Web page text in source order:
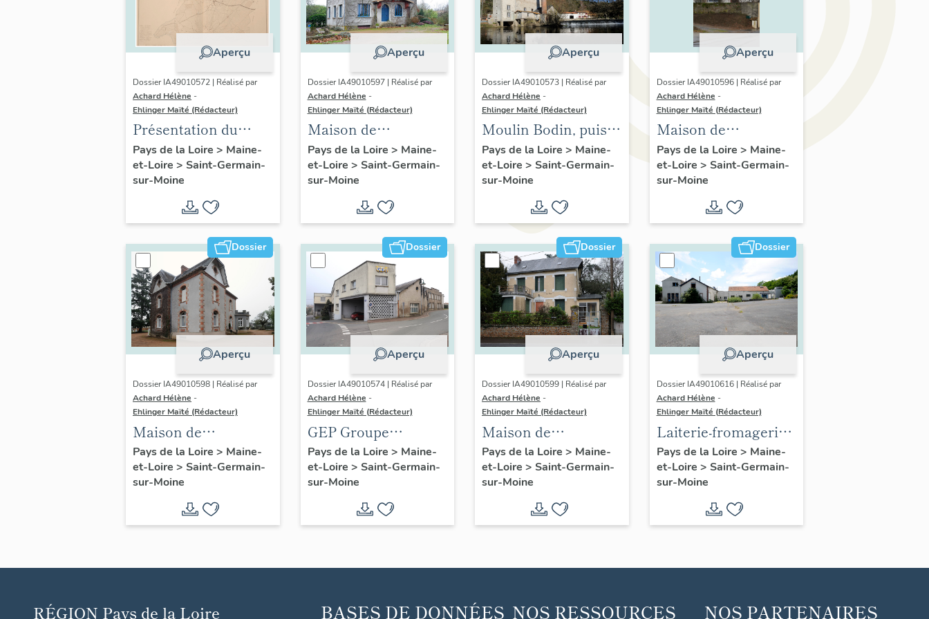
Aperçu
Dossier IA49010572 | Réalisé par
Achard Hélène -
Ehlinger Maïté (Rédacteur)
Présentation du
patrimoine
industriel de la
commune de Saint-
Germain-sur-Moine
Pays de la Loire > Maine-
et-Loire > Saint-Germain-
sur-Moine
Aperçu
Dossier IA49010597 | Réalisé par
Achard Hélène -
Ehlinger Maïté (Rédacteur)
Maison de
l'industriel Bernard
Pasquier, 7 rue d'
Anjou, Saint-
Germain-sur-Moine
Pays de la Loire > Maine-
et-Loire > Saint-Germain-
sur-Moine
Aperçu
Dossier IA49010573 | Réalisé par
Achard Hélène -
Ehlinger Maïté (Rédacteur)
Moulin Bodin, puis
minoterie Bodin,
Saint-Germain-sur-
Moine
Pays de la Loire > Maine-
et-Loire > Saint-Germain-
sur-Moine
Aperçu
Dossier IA49010596 | Réalisé par
Achard Hélène -
Ehlinger Maïté (Rédacteur)
Maison de
l'industriel Adrien
Boyer, cadre de GEP
Groupe Pasquier, 15
rue du Moulin, Saint-
Germain-sur-Moine
Pays de la Loire > Maine-
et-Loire > Saint-Germain-
sur-Moine
Dossier
Aperçu
Dossier IA49010598 | Réalisé par
Achard Hélène -
Ehlinger Maïté (Rédacteur)
Maison de
l'industriel Camille
Pasquier, 52 rue du
Docteur-Raffegeau,
Saint-Germain-sur-
Moine
Pays de la Loire > Maine-
et-Loire > Saint-Germain-
sur-Moine
Dossier
Aperçu
Dossier IA49010574 | Réalisé par
Achard Hélène -
Ehlinger Maïté (Rédacteur)
GEP Groupe
Pasquier, rue
Eventard, Saint-
Germain-sur-Moine
Pays de la Loire > Maine-
et-Loire > Saint-Germain-
sur-Moine
Dossier
Aperçu
Dossier IA49010599 | Réalisé par
Achard Hélène -
Ehlinger Maïté (Rédacteur)
Maison de
l'industriel Jean
Bouyer, les Brises,
Saint-Germain-sur-
Pays de la Loire > Maine-
et-Loire > Saint-Germain-
sur-Moine
Dossier
Aperçu
Dossier IA49010616 | Réalisé par
Achard Hélène -
Ehlinger Maïté (Rédacteur)
Laiterie-fromagerie
Gallais, rue des
Vieux-Moulins,
Saint-Germain-sur-
Pays de la Loire > Maine-
et-Loire > Saint-Germain-
sur-Moine
RÉGION Pays de la Loire BASES DE DONNÉES NOS RESSOURCES NOS PARTENAIRES